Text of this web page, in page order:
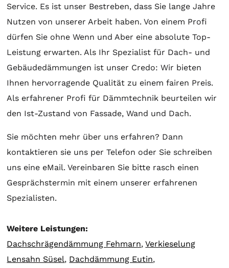
Service. Es ist unser Bestreben, dass Sie lange Jahre
Nutzen von unserer Arbeit haben. Von einem Profi
dürfen Sie ohne Wenn und Aber eine absolute Top-
Leistung erwarten. Als Ihr Spezialist für Dach- und
Gebäudedämmungen ist unser Credo: Wir bieten
Ihnen hervorragende Qualität zu einem fairen Preis.
Als erfahrener Profi für Dämmtechnik beurteilen wir
den Ist-Zustand von Fassade, Wand und Dach.
Sie möchten mehr über uns erfahren? Dann
kontaktieren sie uns per Telefon oder Sie schreiben
uns eine eMail. Vereinbaren Sie bitte rasch einen
Gesprächstermin mit einem unserer erfahrenen
Spezialisten.
Weitere Leistungen:
Dachschrägendämmung Fehmarn,Verkieselung
Lensahn Süsel, Dachdämmung Eutin,